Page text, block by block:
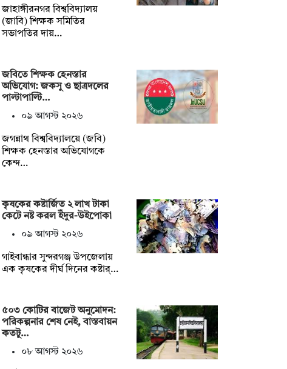
জাহাঙ্গীরনগর বিশ্ববিদ্যালয়
(জাবি) শিক্ষক সমিতির
সভাপতির দায়…
জবিতে শিক্ষক হেনস্তার
অভিযোগ: জকসু ও ছাত্রদলের
পাল্টাপাল্টি…
০৯ আগস্ট ২০২৬
জগন্নাথ বিশ্ববিদ্যালয়ে (জবি)
শিক্ষক হেনস্তার অভিযোগকে
কেন্দ…
কৃষকের কষ্টার্জিত ২ লাখ টাকা
কেটে নষ্ট করল ইঁদুর-উইপোকা
০৯ আগস্ট ২০২৬
গাইবান্ধার সুন্দরগঞ্জ উপজেলায়
এক কৃষকের দীর্ঘ দিনের কষ্টার্…
৫০৩ কোটির বাজেট অনুমোদন:
পরিকল্পনার শেষ নেই, বাস্তবায়ন
কতটু…
০৮ আগস্ট ২০২৬